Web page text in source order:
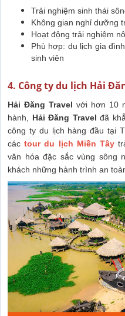
Trải nghiệm sinh thái
Không gian nghỉ dưỡng
Hoạt động trải nghiệm
Phù hợp: du lịch gia
sinh viên
4. Công ty du lịch Hải
Hải Đăng Travel với hơn 10
hành, Hải Đăng Travel đã
công ty du lịch hàng đầu tại
các tour du lịch Miền Tây
văn hóa đặc sắc vùng sông
khách những hành trình an